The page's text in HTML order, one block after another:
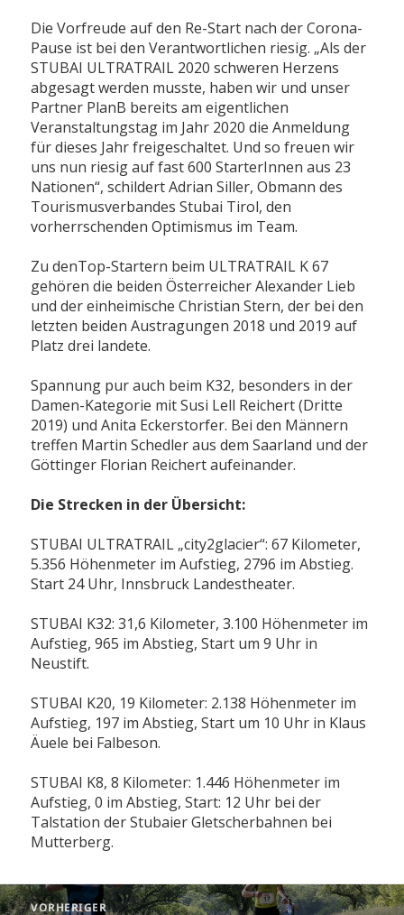
Die Vorfreude auf den Re-Start nach der Corona-
Pause ist bei den Verantwortlichen riesig. „Als der
STUBAI ULTRATRAIL 2020 schweren Herzens
abgesagt werden musste, haben wir und unser
Partner PlanB bereits am eigentlichen
Veranstaltungstag im Jahr 2020 die Anmeldung
für dieses Jahr freigeschaltet. Und so freuen wir
uns nun riesig auf fast 600 StarterInnen aus 23
Nationen“, schildert Adrian Siller, Obmann des
Tourismusverbandes Stubai Tirol, den
vorherrschenden Optimismus im Team.
Zu denTop-Startern beim ULTRATRAIL K 67
gehören die beiden Österreicher Alexander Lieb
und der einheimische Christian Stern, der bei den
letzten beiden Austragungen 2018 und 2019 auf
Platz drei landete.
Spannung pur auch beim K32, besonders in der
Damen-Kategorie mit Susi Lell Reichert (Dritte
2019) und Anita Eckerstorfer. Bei den Männern
treffen Martin Schedler aus dem Saarland und der
Göttinger Florian Reichert aufeinander.
Die Strecken in der Übersicht:
STUBAI ULTRATRAIL „city2glacier“: 67 Kilometer,
5.356 Höhenmeter im Aufstieg, 2796 im Abstieg.
Start 24 Uhr, Innsbruck Landestheater.
STUBAI K32: 31,6 Kilometer, 3.100 Höhenmeter im
Aufstieg, 965 im Abstieg, Start um 9 Uhr in
Neustift.
STUBAI K20, 19 Kilometer: 2.138 Höhenmeter im
Aufstieg, 197 im Abstieg, Start um 10 Uhr in Klaus
Äuele bei Falbeson.
STUBAI K8, 8 Kilometer: 1.446 Höhenmeter im
Aufstieg, 0 im Abstieg, Start: 12 Uhr bei der
Talstation der Stubaier Gletscherbahnen bei
Mutterberg.
Beitragsnavigation
VORHERIGER